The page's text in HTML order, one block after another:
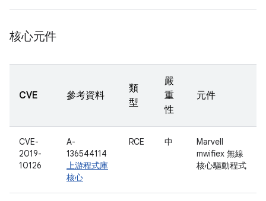
核心元件
CVE 參考資料
類
型
嚴
重
性
元件
CVE-
2019-
10126
A-
136544114
上游程式庫
核心
RCE 中
Marvell
mwifiex 無線
核心驅動程式